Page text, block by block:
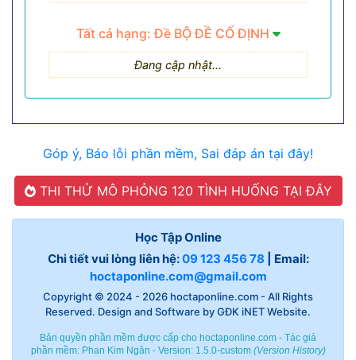
Tất cả hạng: Đề BỘ ĐỀ CỐ ĐỊNH
Đang cập nhật...
Góp ý, Báo lỗi phần mềm, Sai đáp án tại đây!
THI THỬ MÔ PHỎNG 120 TÌNH HUỐNG TẠI ĐÂY
Học Tập Online
Chi tiết vui lòng liên hệ:09 123 456 78 | Email:
hoctaponline.com@gmail.com
Copyright © 2024 - 2026 hoctaponline.com - All Rights
Reserved. Design and Software byGĐK iNET Website.
Bản quyền phần mềm được cấp cho hoctaponline.com - Tác giả
phần mềm: Phan Kim Ngân - Version: 1.5.0-custom (Version History)